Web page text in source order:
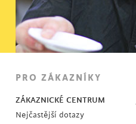
PRO ZÁKAZNÍKY
ZÁKAZNICKÉ CENTRUM
Nejčastější dotazy